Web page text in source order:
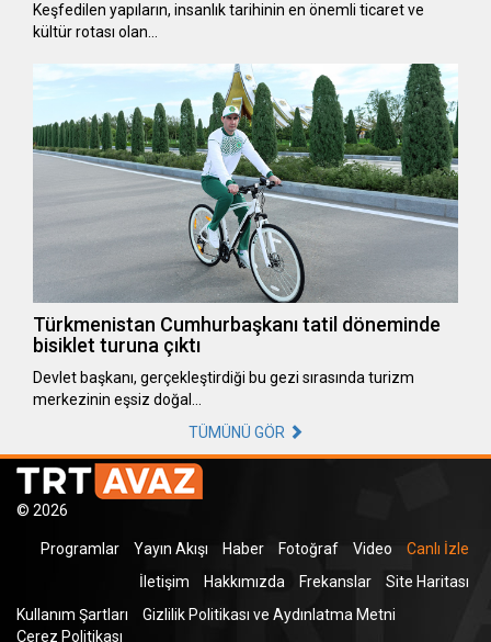
Keşfedilen yapıların, insanlık tarihinin en önemli ticaret ve
kültür rotası olan…
Türkmenistan Cumhurbaşkanı tatil döneminde
bisiklet turuna çıktı
Devlet başkanı, gerçekleştirdiği bu gezi sırasında turizm
merkezinin eşsiz doğal…
TÜMÜNÜ GÖR
© 2026
Programlar Yayın Akışı Haber Fotoğraf Video
Canlı İzle
İletişim
Hakkımızda Frekanslar
Site Haritası
Kullanım Şartları
Gizlilik Politikası ve Aydınlatma Metni
Çerez Politikası